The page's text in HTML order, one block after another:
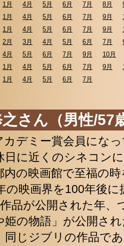
1月 4月 5月 6月 7月 8月
1月 4月 5月 6月 7月 9月
1月 4月 5月 6月 7月 9月
2月 3月 4月 5月 6月 7月
4月 5月 6月 7月 9月
10月
1月 4月 5月 6月 7月 9月
1月 4月 5月 6月 7月
さん（男性/57
デミー賞会員にな
日に近くのシネコン
内の映画館で至福の
映画界を100年後
品が公開された年、
姫の物語」が公開さ
同じジブリの作品で